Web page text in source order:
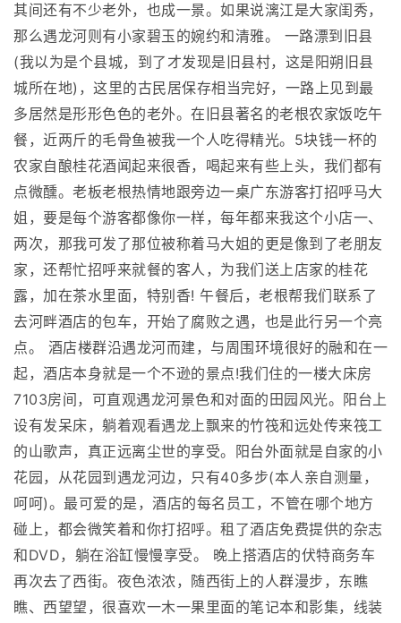
其间还有不少老外，也成一景。如果说漓江是大家闺秀，
那么遇龙河则有小家碧玉的婉约和清雅。 一路漂到旧县
(我以为是个县城，到了才发现是旧县村，这是阳朔旧县
城所在地)，这里的古民居保存相当完好，一路上见到最
多居然是形形色色的老外。在旧县著名的老根农家饭吃午
餐，近两斤的毛骨鱼被我一个人吃得精光。5块钱一杯的
农家自酿桂花酒闻起来很香，喝起来有些上头，我们都有
点微醺。老板老根热情地跟旁边一桌广东游客打招呼马大
姐，要是每个游客都像你一样，每年都来我这个小店一、
两次，那我可发了那位被称着马大姐的更是像到了老朋友
家，还帮忙招呼来就餐的客人，为我们送上店家的桂花
露，加在茶水里面，特别香! 午餐后，老根帮我们联系了
去河畔酒店的包车，开始了腐败之遇，也是此行另一个亮
点。 酒店楼群沿遇龙河而建，与周围环境很好的融和在一
起，酒店本身就是一个不逊的景点!我们住的一楼大床房
7103房间，可直观遇龙河景色和对面的田园风光。阳台上
设有发呆床，躺着观看遇龙上飘来的竹筏和远处传来筏工
的山歌声，真正远离尘世的享受。阳台外面就是自家的小
花园，从花园到遇龙河边，只有40多步(本人亲自测量，
呵呵)。最可爱的是，酒店的每名员工，不管在哪个地方
碰上，都会微笑着和你打招呼。租了酒店免费提供的杂志
和DVD，躺在浴缸慢慢享受。 晚上搭酒店的伏特商务车
再次去了西街。夜色浓浓，随西街上的人群漫步，东瞧
瞧、西望望，很喜欢一木一果里面的笔记本和影集，线装